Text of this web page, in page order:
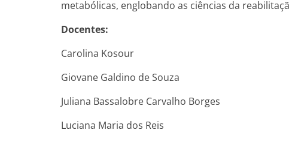
metabólicas, englobando as ciências da
Docentes:
Carolina Kosour
Giovane Galdino de Souza
Juliana Bassalobre Carvalho Borges
Luciana Maria dos Reis